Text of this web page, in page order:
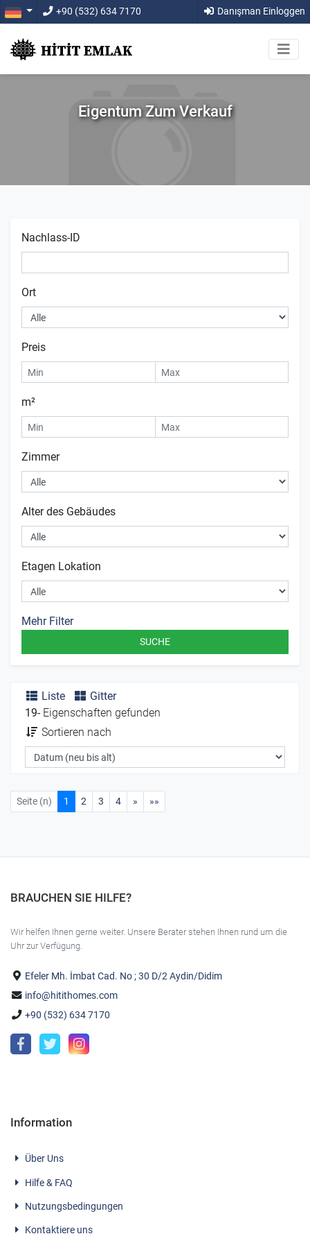
+90 (532) 634 7170 Danışman Einloggen
Eigentum Zum Verkauf
Nachlass-ID
Ort
Preis
m²
Zimmer
Alter des Gebäudes
Etagen Lokation
Mehr Filter
SUCHE
Liste
Gitter
19-Eigenschaften gefunden
Sortieren nach
Seite (n) 1 2 3 4 » »»
BRAUCHEN SIE HILFE?
Wir helfen Ihnen gerne weiter. Unsere Berater stehen Ihnen rund um die
Uhr zur Verfügung.
Efeler Mh. İmbat Cad. No ; 30 D/2 Aydin/Didim
info@hitithomes.com
+90 (532) 634 7170
Information
Über Uns
Hilfe & FAQ
Nutzungsbedingungen
Kontaktiere uns